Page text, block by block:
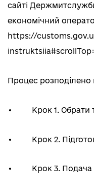
сайті
економічний
https://
Процес розподілено
• Крок 1. Обрати
• Крок 2.
• Крок 3. Подача